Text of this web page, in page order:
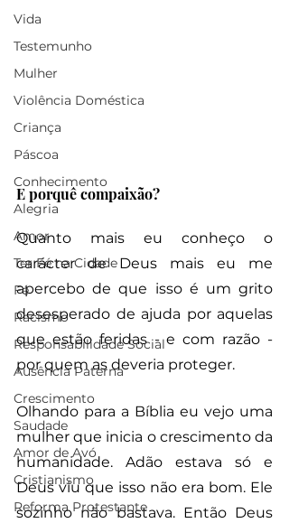
Vida
Testemunho
Mulher
Violência Doméstica
Criança
Páscoa
Conhecimento
Alegria
Amor
Ter Fé na Cidade
Fé
Racismo
Responsabilidade Social
Ausência Paterna
Crescimento
Saudade
Amor de Avó
Cristianismo
Reforma Protestante
E porquê compaixão?
Quanto mais eu conheço o
carácter de Deus mais eu me
apercebo de que isso é um grito
desesperado de ajuda por aquelas
que estão feridas - e com razão -
por quem as deveria proteger.
Olhando para a Bíblia eu vejo uma
mulher que inicia o crescimento da
humanidade. Adão estava só e
Deus viu que isso não era bom. Ele
sozinho não bastava. Então Deus